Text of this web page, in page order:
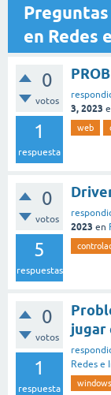
en Redes
0
votos
1
respuesta
3, 2023
web
0
votos
5
respuestas
2023 en
0
votos
1
respuesta
jugar
Redes e
windows